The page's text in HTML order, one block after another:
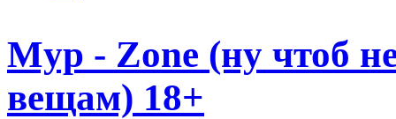
Myp - Zone (ну чтоб
вещам) 18+